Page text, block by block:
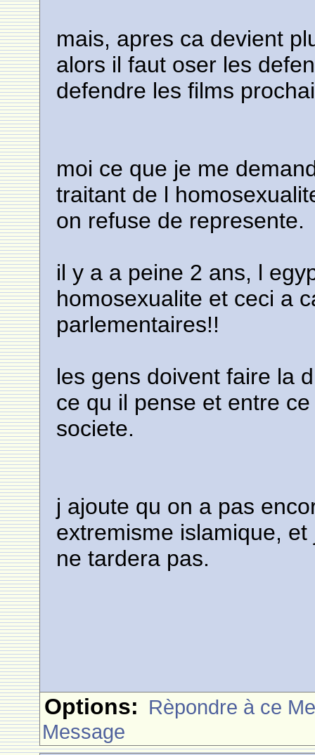
mais, apres ca devient
alors il faut oser les
defendre les films
moi ce que je me
traitant de l
on refuse de represente.
il y a a peine 2 ans, l
homosexualite et ceci a
parlementaires!!
les gens doivent faire la
ce qu il pense et entre
societe.
j ajoute qu on a pas
extremisme islamique,
ne tardera pas.
Options: Rèpondre à ce
Message